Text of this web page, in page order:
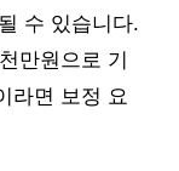
수 있습니다.
만원으로 기
라면 보정 요